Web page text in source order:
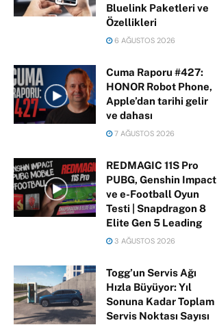
Bluelink Paketleri ve
Özellikleri
6 AĞUSTOS 2026
Cuma Raporu #427:
HONOR Robot Phone,
Apple’dan tarihi gelir
ve dahası
7 AĞUSTOS 2026
REDMAGIC 11S Pro
PUBG, Genshin Impact
ve e-Football Oyun
Testi | Snapdragon 8
Elite Gen 5 Leading
3 AĞUSTOS 2026
Togg’un Servis Ağı
Hızla Büyüyor: Yıl
Sonuna Kadar Toplam
Servis Noktası Sayısı